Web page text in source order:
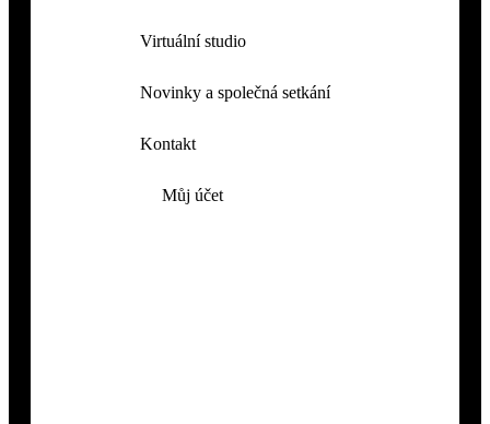
Virtuální studio
Novinky a společná setkání
Kontakt
Můj účet